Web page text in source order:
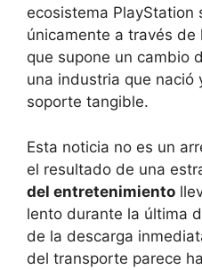
ecosistema PlayStation
únicamente a través
que supone un cambio
una industria que nació
soporte tangible.
Esta noticia no es un
el resultado de una
del entretenimiento
lento durante la última
de la descarga
del transporte parece